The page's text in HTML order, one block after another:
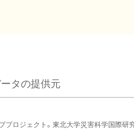
タの提供元
ロジェクト。東北大学災害科学国際研